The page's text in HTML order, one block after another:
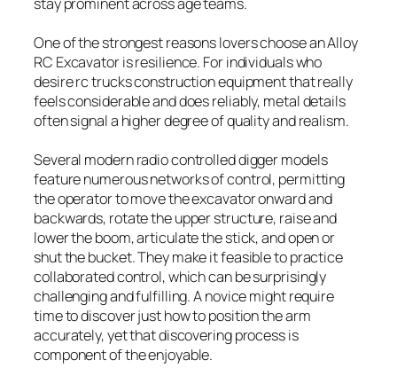
One of the strongest reasons lovers choose an Alloy
RC Excavator is resilience. For individuals who
desire rc trucks construction equipment that really
feels considerable and does reliably, metal details
often signal a higher degree of quality and realism.
Several modern radio controlled digger models
feature numerous networks of control, permitting
the operator to move the excavator onward and
backwards, rotate the upper structure, raise and
lower the boom, articulate the stick, and open or
shut the bucket. They make it feasible to practice
collaborated control, which can be surprisingly
challenging and fulfilling. A novice might require
time to discover just how to position the arm
accurately, yet that discovering process is
component of the enjoyable.